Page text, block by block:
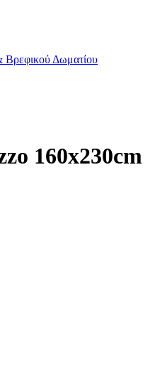
Βρεφικού Δωματίου
160x230cm